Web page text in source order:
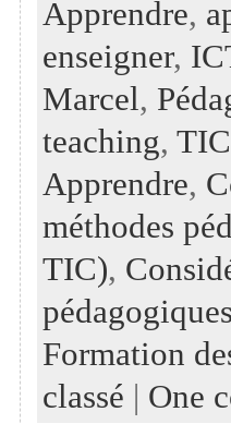
Apprendre,
enseigner,
Marcel,
teaching, TIC
Apprendre,
méthodes
TIC),
Formation
classé | One